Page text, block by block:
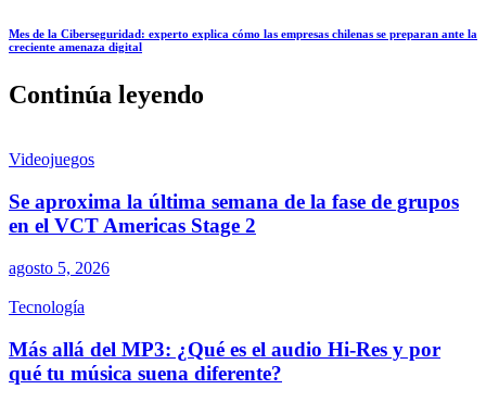
Mes de la Ciberseguridad: experto explica cómo las empresas chilenas se preparan ante la
creciente amenaza digital
Continúa leyendo
Videojuegos
Se aproxima la última semana de la fase de grupos
en el VCT Americas Stage 2
agosto 5, 2026
Tecnología
Más allá del MP3: ¿Qué es el audio Hi-Res y por
qué tu música suena diferente?